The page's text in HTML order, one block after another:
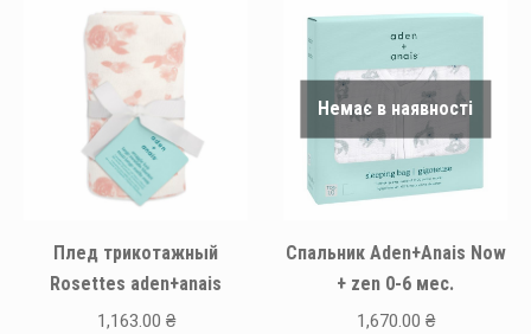
Плед трикотажный
Rosettes aden+anais
1,163.00 ₴
Немає в наявності
Спальник Aden+Anais Now
+ zen 0-6 мес.
1,670.00 ₴